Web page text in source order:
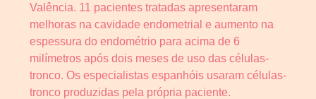
Valência. 11 pacientes tratadas apresentaram
melhoras na cavidade endometrial e aumento na
espessura do endométrio para acima de 6
milímetros após dois meses de uso das células-
tronco. Os especialistas espanhóis usaram células-
tronco produzidas pela própria paciente.